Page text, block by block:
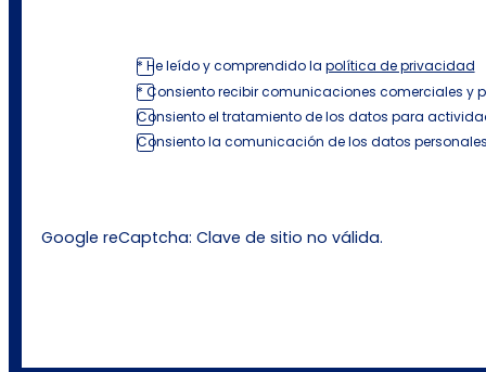
* He leído y comprendido la política de privacidad
* Consiento recibir comunicaciones comerciales y
Consiento el tratamiento de los datos para
Consiento la comunicación de los datos
Google reCaptcha: Clave de sitio no válida.